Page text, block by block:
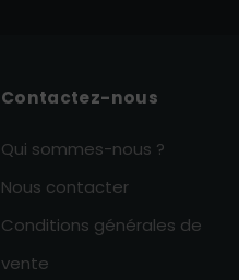
Contactez-nous
Qui sommes-nous ?
Nous contacter
Conditions générales de
vente